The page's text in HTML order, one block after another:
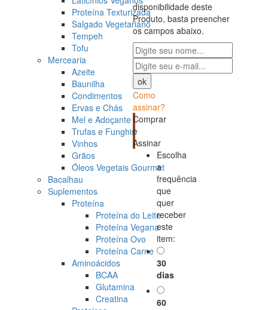
Proteína Texturizada
Salgado Vegetariano
Tempeh
Tofu
Mercearia
Azeite
Baunilha
Condimentos
Ervas e Chás
Mel e Adoçante
Trufas e Funghis
Vinhos
Grãos
Óleos Vegetais Gourmet
Bacalhau
Suplementos
Proteína
Proteína do Leite
Proteína Vegana
Proteína Ovo
Proteína Carne
Aminoácidos
BCAA
Glutamina
Creatina
disponibilidade deste
Produto, basta preencher
os campos abaixo.
Como
assinar?
Comprar
e
Assinar
Escolha
a
frequência
que
quer
receber
este
item:
30
dias
60